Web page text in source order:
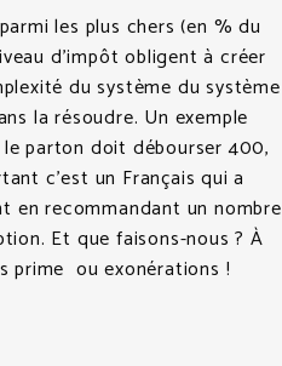
les plus chers (en % du
d’impôt obligent à créer
du système du système
la résoudre. Un exemple
parton doit débourser 400,
c’est un Français qui a
en recommandant un nombre
Et que faisons-nous ? À
prime ou exonérations !